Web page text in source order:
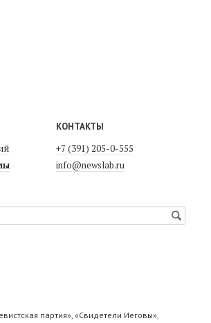
КОНТАКТЫ
+7 (391) 205-0-555
info@newslab.ru
партия», «Свидетели Иеговы»,